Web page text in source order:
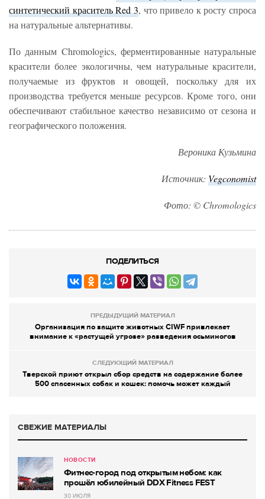
синтетический краситель Red 3, что привело к росту спроса
на натуральные альтернативы.
По данным Chromologics, ферментированные натуральные
красители более экологичны, чем натуральные красители,
получаемые из фруктов и овощей, поскольку для их
производства требуется меньше ресурсов. Кроме того, они
обеспечивают стабильное качество независимо от сезона и
географического положения.
Вероника Кузьмина
Источник: Vegconomist
Фото: © Chromologics
ПОДЕЛИТЬСЯ
ПРЕДЫДУЩИЙ МАТЕРИАЛ
Организация по защите животных CIWF привлекает
внимание к «растущей угрозе» разведения осьминогов
СЛЕДУЮЩИЙ МАТЕРИАЛ
Тверской приют открыл сбор средств на содержание более
500 спасенных собак и кошек: помочь может каждый
СВЕЖИЕ МАТЕРИАЛЫ
НОВОСТИ
Фитнес-город под открытым небом: как
прошёл юбилейный DDX Fitness FEST
30 ИЮЛЯ